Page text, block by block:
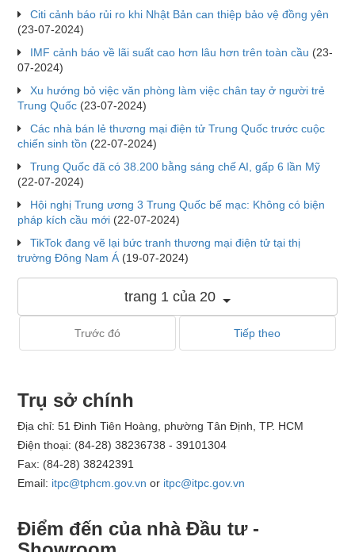
Citi cảnh báo rủi ro khi Nhật Bản can thiệp bảo vệ đồng yên
(23-07-2024)
IMF cảnh báo về lãi suất cao hơn lâu hơn trên toàn cầu (23-
07-2024)
Xu hướng bỏ việc văn phòng làm việc chân tay ở người trẻ
Trung Quốc (23-07-2024)
Các nhà bán lẻ thương mại điện tử Trung Quốc trước cuộc
chiến sinh tồn (22-07-2024)
Trung Quốc đã có 38.200 bằng sáng chế AI, gấp 6 lần Mỹ
(22-07-2024)
Hội nghị Trung ương 3 Trung Quốc bế mạc: Không có biện
pháp kích cầu mới (22-07-2024)
TikTok đang vẽ lại bức tranh thương mại điện tử tại thị
trường Đông Nam Á (19-07-2024)
trang 1 của 20
Trước đó Tiếp theo
Trụ sở chính
Địa chỉ: 51 Đinh Tiên Hoàng, phường Tân Định, TP. HCM
Điện thoại: (84-28) 38236738 - 39101304
Fax: (84-28) 38242391
Email: itpc@tphcm.gov.vn or itpc@itpc.gov.vn
Điểm đến của nhà Đầu tư -